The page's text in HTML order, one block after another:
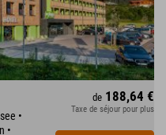
•
•
de 188,64 €
Taxe de séjour pour plus